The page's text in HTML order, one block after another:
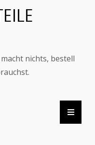
nichts, bestell